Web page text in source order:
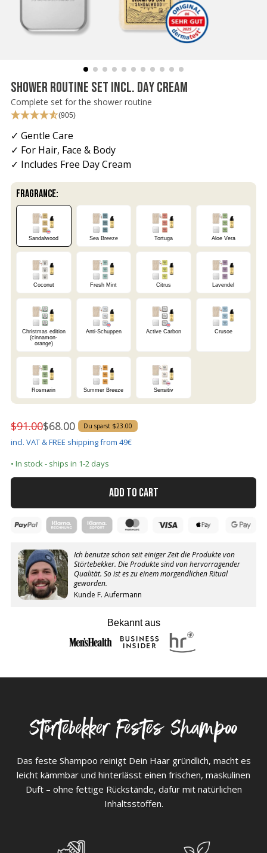
Fettige Kopfhaut
Rasurbrand
Rasiermesser - Sets
Rasurzubehör - Sets
SHOWER ROUTINE SET INCL. DAY CREAM
Complete set for the shower routine
(905)
✓ Gentle Care
✓ For Hair, Face & Body
✓ Includes Free Day Cream
FRAGRANCE:
Sandalwood Sea Breeze Tortuga Aloe Vera
Coconut Fresh Mint Citrus Lavendel
Christmas edition
(cinnamon-
orange)
Anti-Schuppen Active Carbon Crusoe
Rosmarin Summer Breeze Sensitiv
$91.00$68.00 Du sparst $23.00
incl. VAT & FREE shipping from 49€
• In stock - ships in 1-2 days
ADD TO CART
Ich benutze schon seit einiger Zeit die Produkte von
Störtebekker. Die Produkte sind von hervorragender
Qualität. So ist es zu einem morgendlichen Ritual
geworden.
Kunde F. Aufermann
Bekannt aus
Störtebekker Festes Shampoo
Das feste Shampoo reinigt Dein Haar gründlich, macht es
leicht kämmbar und hinterlässt einen frischen, maskulinen
Duft – ohne fettige Rückstände, dafür mit natürlichen
Inhaltsstoffen.